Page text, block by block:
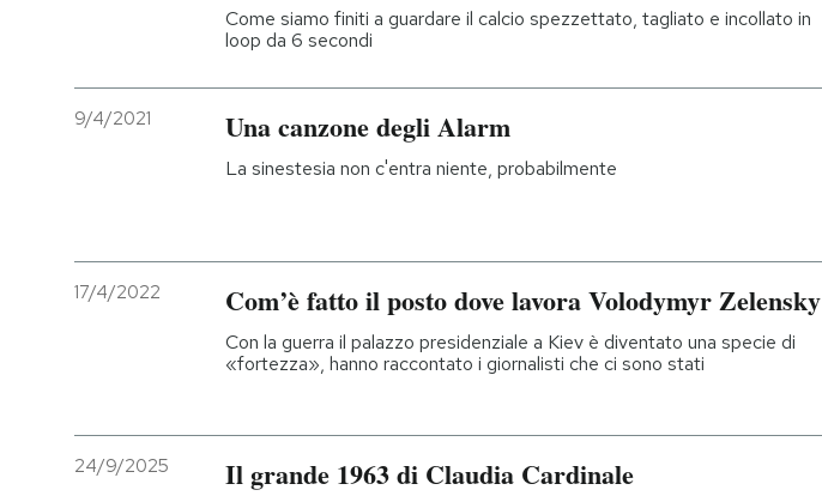
Come siamo finiti a guardare il calcio spezzettato, tagliato e incollato in
loop da 6 secondi
9/4/2021 Una canzone degli Alarm
La sinestesia non c'entra niente, probabilmente
17/4/2022 Com’è fatto il posto dove lavora Volodymyr Zelensky
Con la guerra il palazzo presidenziale a Kiev è diventato una specie di
«fortezza», hanno raccontato i giornalisti che ci sono stati
24/9/2025 Il grande 1963 di Claudia Cardinale